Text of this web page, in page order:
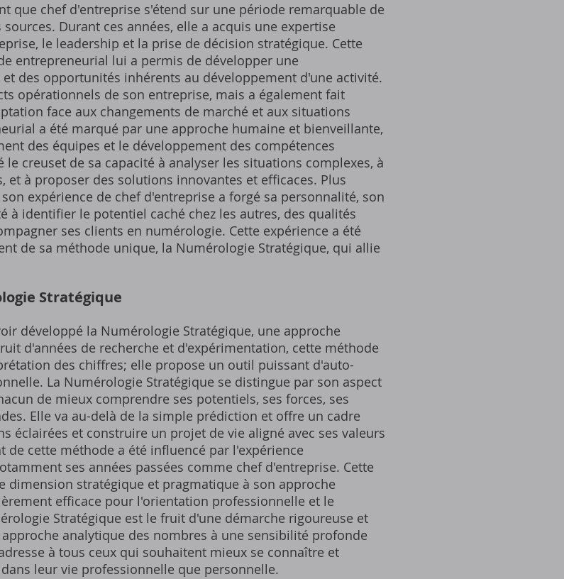
que chef d'entreprise s'étend sur une période remarquable de
Durant ces années, elle a acquis une expertise
le leadership et la prise de décision stratégique. Cette
entrepreneurial lui a permis de développer une
des opportunités inhérents au développement d'une activité.
opérationnels de son entreprise, mais a également fait
face aux changements de marché et aux situations
a été marqué par une approche humaine et bienveillante,
des équipes et le développement des compétences
creuset de sa capacité à analyser les situations complexes, à
et à proposer des solutions innovantes et efficaces. Plus
expérience de chef d'entreprise a forgé sa personnalité, son
à identifier le potentiel caché chez les autres, des qualités
ses clients en numérologie. Cette expérience a été
de sa méthode unique, la Numérologie Stratégique, qui allie
Stratégique
développé la Numérologie Stratégique, une approche
d'années de recherche et d'expérimentation, cette méthode
des chiffres; elle propose un outil puissant d'auto-
La Numérologie Stratégique se distingue par son aspect
de mieux comprendre ses potentiels, ses forces, ses
Elle va au-delà de la simple prédiction et offre un cadre
éclairées et construire un projet de vie aligné avec ses valeurs
de cette méthode a été influencé par l'expérience
ses années passées comme chef d'entreprise. Cette
dimension stratégique et pragmatique à son approche
efficace pour l'orientation professionnelle et le
Stratégique est le fruit d'une démarche rigoureuse et
analytique des nombres à une sensibilité profonde
à tous ceux qui souhaitent mieux se connaître et
leur vie professionnelle que personnelle.